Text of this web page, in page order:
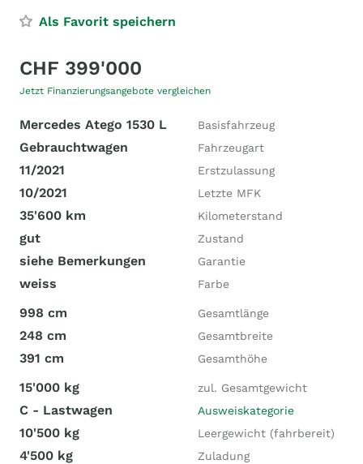
Als Favorit speichern
CHF 399'000
Jetzt Finanzierungsangebote vergleichen
Mercedes Atego 1530 L Basisfahrzeug
Gebrauchtwagen Fahrzeugart
11/2021 Erstzulassung
10/2021 Letzte MFK
35'600 km Kilometerstand
gut Zustand
siehe Bemerkungen Garantie
weiss Farbe
998 cm Gesamtlänge
248 cm Gesamtbreite
391 cm Gesamthöhe
15'000 kg zul. Gesamtgewicht
C - Lastwagen Ausweiskategorie
10'500 kg Leergewicht (fahrbereit)
4'500 kg Zuladung